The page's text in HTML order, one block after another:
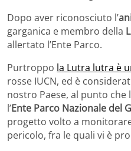
Dopo aver riconosciuto l’
garganica e membro della
allertato l’Ente Parco.
Purtroppo la Lutra lutra è
rosse IUCN, ed è
nostro Paese, al punto
l’Ente Parco Nazionale del
progetto volto a
pericolo, fra le quali vi è